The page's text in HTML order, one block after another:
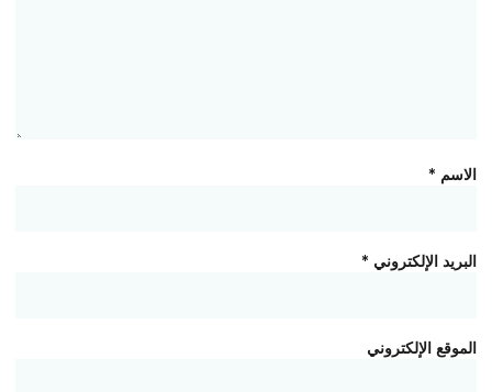
الاسم *
البريد الإلكتروني *
الموقع الإلكتروني